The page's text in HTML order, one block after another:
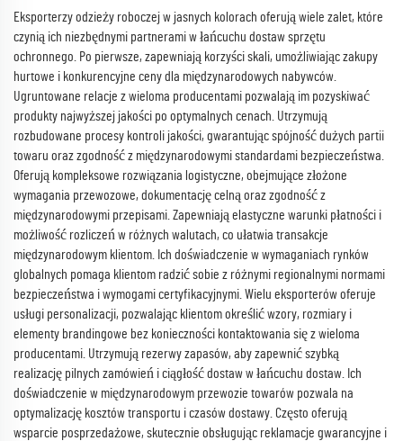
Eksporterzy odzieży roboczej w jasnych kolorach oferują wiele zalet, które
czynią ich niezbędnymi partnerami w łańcuchu dostaw sprzętu
ochronnego. Po pierwsze, zapewniają korzyści skali, umożliwiając zakupy
hurtowe i konkurencyjne ceny dla międzynarodowych nabywców.
Ugruntowane relacje z wieloma producentami pozwalają im pozyskiwać
produkty najwyższej jakości po optymalnych cenach. Utrzymują
rozbudowane procesy kontroli jakości, gwarantując spójność dużych partii
towaru oraz zgodność z międzynarodowymi standardami bezpieczeństwa.
Oferują kompleksowe rozwiązania logistyczne, obejmujące złożone
wymagania przewozowe, dokumentację celną oraz zgodność z
międzynarodowymi przepisami. Zapewniają elastyczne warunki płatności i
możliwość rozliczeń w różnych walutach, co ułatwia transakcje
międzynarodowym klientom. Ich doświadczenie w wymaganiach rynków
globalnych pomaga klientom radzić sobie z różnymi regionalnymi normami
bezpieczeństwa i wymogami certyfikacyjnymi. Wielu eksporterów oferuje
usługi personalizacji, pozwalając klientom określić wzory, rozmiary i
elementy brandingowe bez konieczności kontaktowania się z wieloma
producentami. Utrzymują rezerwy zapasów, aby zapewnić szybką
realizację pilnych zamówień i ciągłość dostaw w łańcuchu dostaw. Ich
doświadczenie w międzynarodowym przewozie towarów pozwala na
optymalizację kosztów transportu i czasów dostawy. Często oferują
wsparcie posprzedażowe, skutecznie obsługując reklamacje gwarancyjne i